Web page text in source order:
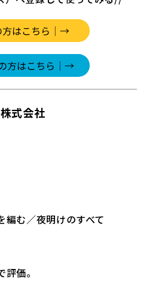
式会社
編む／夜明けのすべて
価。